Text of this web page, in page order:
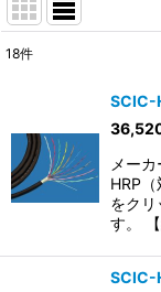
並び順:
18件
SCIC-
メー
HRP
をクリ
す。
SCIC-